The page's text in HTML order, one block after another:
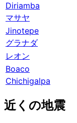
Diriamba
マサヤ
Jinotepe
グラナダ
レオン
Boaco
Chichigalpa
近くの地震